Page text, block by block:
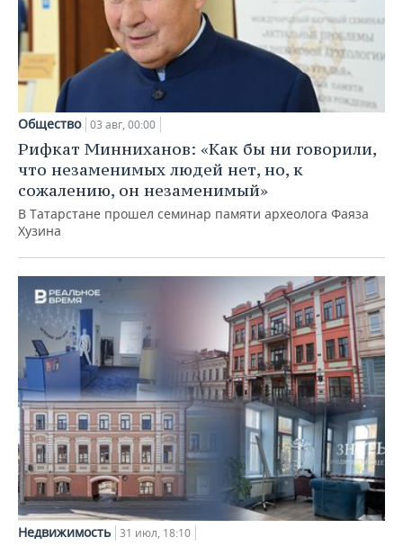
Общество 03 авг, 00:00
Рифкат Минниханов: «Как бы ни говорили,
что незаменимых людей нет, но, к
сожалению, он незаменимый»
В Татарстане прошел семинар памяти археолога Фаяза
Хузина
Недвижимость 31 июл, 18:10